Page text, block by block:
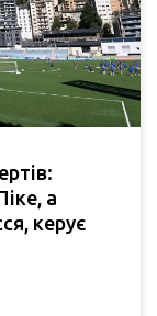
а
керує